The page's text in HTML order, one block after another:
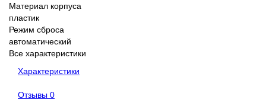
Материал корпуса
пластик
Режим сброса
автоматический
Все характеристики
Характеристики
Отзывы 0